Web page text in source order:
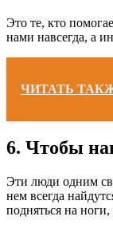
Это те, кто
нами навсегда, а
ЧИТАТЬ
6. Чтобы
Эти люди одним
нем всегда
подняться на